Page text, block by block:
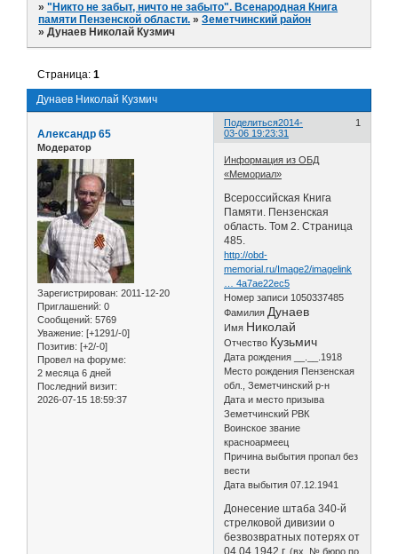
»"Никто не забыт, ничто не забыто". Всенародная Книга
памяти Пензенской области. »Земетчинский район
»Дунаев Николай Кузмич
Дунаев Николай Кузмич
Страница:1
Поделиться 1
2014-
03-06 19:23:31
Александр 65
Модератор
Зарегистрирован: 2011-12-20
Приглашений: 0
Сообщений: 5769
Уважение: [+1291/-0]
Позитив: [+2/-0]
Провел на форуме:
2 месяца 6 дней
Последний визит:
2026-07-15 18:59:37
Информация из ОБД
«Мемориал»
Всероссийская Книга
Памяти. Пензенская
область. Том 2. Страница
485.
http://obd-
memorial.ru/Image2/imagelink
… 4a7ae22ec5
Номер записи 1050337485
Фамилия Дунаев
Имя Николай
Отчество Кузьмич
Дата рождения __.__.1918
Место рождения Пензенская
обл., Земетчинский р-н
Дата и место призыва
Земетчинский РВК
Воинское звание
красноармеец
Причина выбытия пропал без
вести
Дата выбытия 07.12.1941
Донесение штаба 340-й
стрелковой дивизии о
безвозвратных потерях от
04.04.1942 г. (вх. № бюро по